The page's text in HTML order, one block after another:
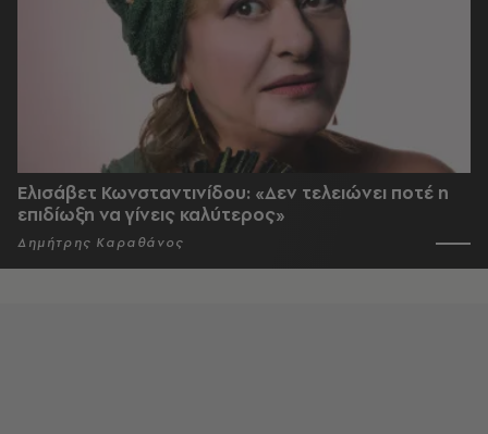
Ελισάβετ Κωνσταντινίδου: «Δεν τελειώνει ποτέ η
επιδίωξη να γίνεις καλύτερος»
Δημήτρης Καραθάνος